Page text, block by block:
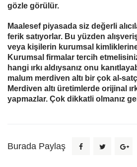
gözle görülür.
Maalesef piyasada siz değerli
ferik satıyorlar. Bu yüzden
veya kişilerin kurumsal kimliklerine
Kurumsal firmalar tercih
hangi ırkı aldıysanız onu
malum merdiven altı bir çok al-
Merdiven altı üretimlerde orijinal
yapmazlar. Çok dikkatli olmanız
Burada Paylaş